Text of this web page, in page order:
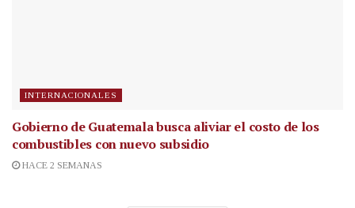
INTERNACIONALES
Gobierno de Guatemala busca aliviar el costo de los
combustibles con nuevo subsidio
HACE 2 SEMANAS